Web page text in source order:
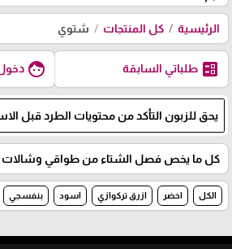
الرئيسية كل المنتجات شتوي
ballot طلباتي السابقة face دخول
يحق للزبون التأكد من محتويات الطرد قبل
كل ما يخص فصل الشتاء من طواقي
الكل اخضر ازرق تركوازي اسود بنفسجي